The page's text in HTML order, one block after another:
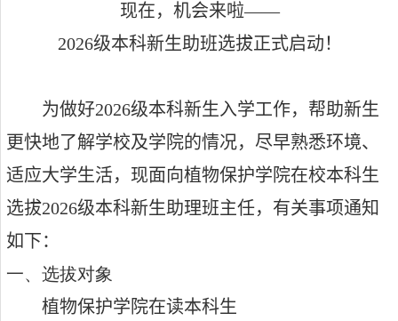
现在，机会来啦——
2026级本科新生助班选拔正式启动！
为做好2026级本科新生入学工作，帮助新生
更快地了解学校及学院的情况，尽早熟悉环境、
适应大学生活，现面向植物保护学院在校本科生
选拔2026级本科新生助理班主任，有关事项通知
如下：
一、选拔对象
植物保护学院在读本科生